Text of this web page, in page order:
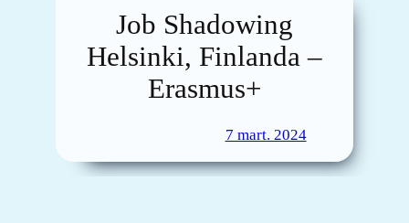
Job Shadowing
Helsinki, Finlanda –
Erasmus+
7 mart. 2024